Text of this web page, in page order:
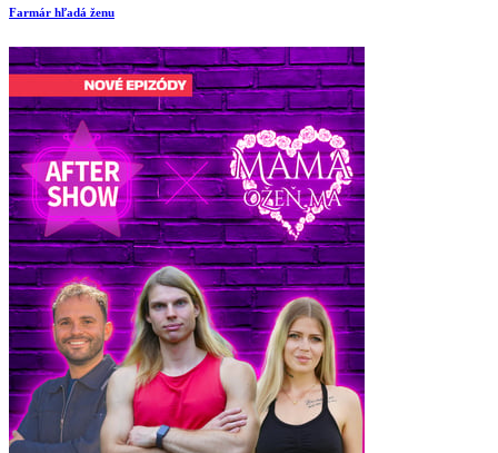
Farmár hľadá ženu